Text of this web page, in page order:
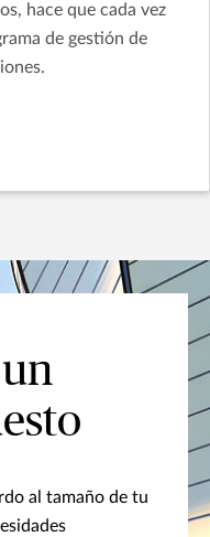
hace que cada vez
de gestión de
al tamaño de tu